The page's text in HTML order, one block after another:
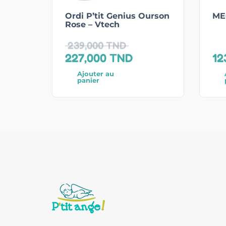
Ordi P’tit Genius Ourson
Rose – Vtech
239,000TND
227,000 TND
Ajouter au
panier